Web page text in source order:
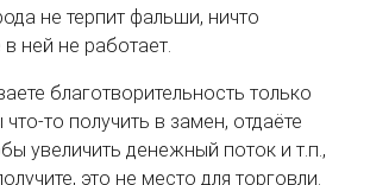
не терпит фальши, ничто
ней не работает.
благотворительность только
что-то получить в замен, отдаёте
увеличить денежный поток и т.п.,
это не место для торговли.